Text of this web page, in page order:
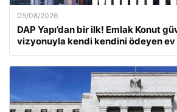
05/08/2026
DAP Yapı’dan bir ilk! Emlak Konut
vizyonuyla kendi kendini ödeyen